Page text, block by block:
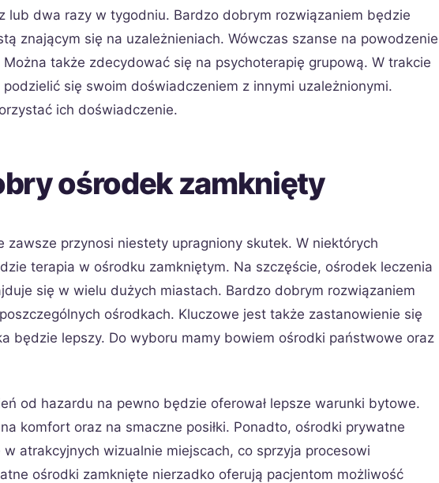
lub dwa razy w tygodniu. Bardzo dobrym rozwiązaniem będzie
znającym się na uzależnieniach. Wówczas szanse na powodzenie
także zdecydować się na psychoterapię grupową. W trakcie
się swoim doświadczeniem z innymi uzależnionymi.
ich doświadczenie.
ośrodek zamknięty
zawsze przynosi niestety upragniony skutek. W niektórych
terapia w ośrodku zamkniętym. Na szczęście, ośrodek leczenia
się w wielu dużych miastach. Bardzo dobrym rozwiązaniem
ośrodkach. Kluczowe jest także zastanowienie się
będzie lepszy. Do wyboru mamy bowiem ośrodki państwowe oraz
od hazardu na pewno będzie oferował lepsze warunki bytowe.
komfort oraz na smaczne posiłki. Ponadto, ośrodki prywatne
atrakcyjnych wizualnie miejscach, co sprzyja procesowi
ośrodki zamknięte nierzadko oferują pacjentom możliwość